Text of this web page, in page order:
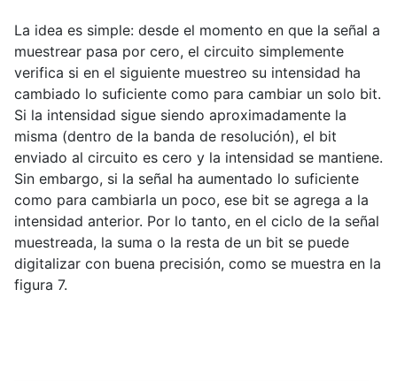
La idea es simple: desde el momento en que la señal a
muestrear pasa por cero, el circuito simplemente
verifica si en el siguiente muestreo su intensidad ha
cambiado lo suficiente como para cambiar un solo bit.
Si la intensidad sigue siendo aproximadamente la
misma (dentro de la banda de resolución), el bit
enviado al circuito es cero y la intensidad se mantiene.
Sin embargo, si la señal ha aumentado lo suficiente
como para cambiarla un poco, ese bit se agrega a la
intensidad anterior. Por lo tanto, en el ciclo de la señal
muestreada, la suma o la resta de un bit se puede
digitalizar con buena precisión, como se muestra en la
figura 7.